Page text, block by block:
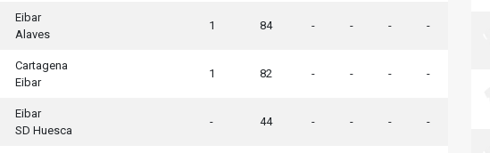
Eibar
Alaves
1 84 - - - -
Cartagena
Eibar
1 82 - - - -
Eibar
SD Huesca
- 44 - - - -